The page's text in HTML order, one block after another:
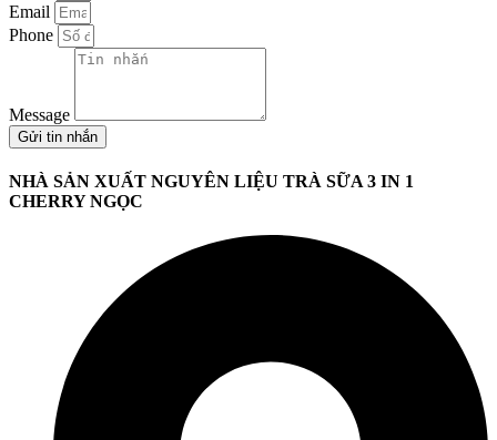
Email
Phone
Message
Gửi tin nhắn
NHÀ SẢN XUẤT NGUYÊN LIỆU TRÀ SỮA 3 IN 1
CHERRY NGỌC